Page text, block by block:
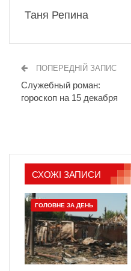
Таня Репина
ПОПЕРЕДНІЙ ЗАПИС
Служебный роман:
гороскоп на 15 декабря
СХОЖІ ЗАПИСИ
ГОЛОВНЕ ЗА ДЕНЬ